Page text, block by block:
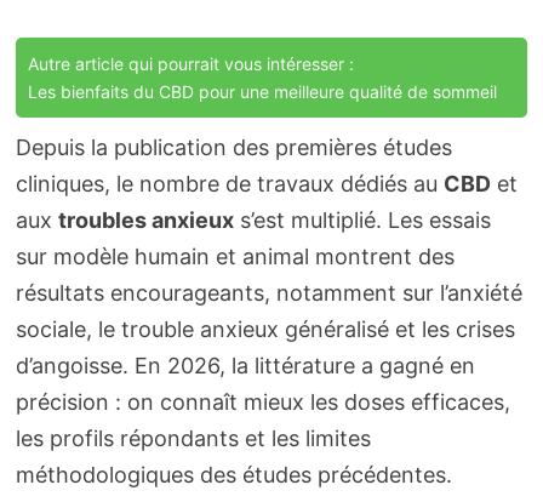
Autre article qui pourrait vous intéresser :
Les bienfaits du CBD pour une meilleure qualité de sommeil
Depuis la publication des premières études
cliniques, le nombre de travaux dédiés au CBDet
aux troubles anxieuxs’est multiplié. Les essais
sur modèle humain et animal montrent des
résultats encourageants, notamment sur l’anxiété
sociale, le trouble anxieux généralisé et les crises
d’angoisse. En 2026, la littérature a gagné en
précision : on connaît mieux les doses efficaces,
les profils répondants et les limites
méthodologiques des études précédentes.